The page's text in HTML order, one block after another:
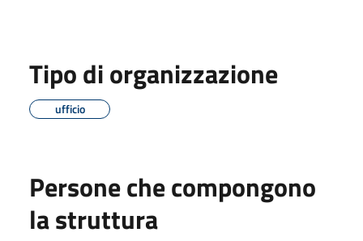
Tipo di organizzazione
ufficio
Persone che compongono
la struttura